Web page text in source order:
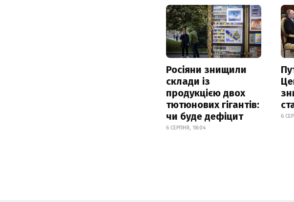
Росіяни знищили
склади із
продукцією двох
тютюнових гігантів:
чи буде дефіцит
6 СЕРПНЯ, 18:04
6